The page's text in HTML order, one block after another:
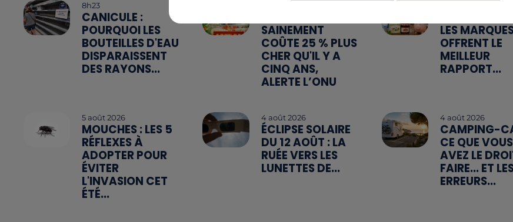
8h23
CANICULE :
POURQUOI LES
BOUTEILLES D'EAU
DISPARAISSENT
DES RAYONS...
SAINEMENT
COÛTE 25 % PLUS
CHER QU'IL Y A
CINQ ANS,
ALERTE L’ONU
LES
OFFRENT LE
MEILLEUR
RAPPORT...
5 août 2026
MOUCHES : LES 5
RÉFLEXES À
ADOPTER POUR
ÉVITER
L'INVASION CET
ÉTÉ...
4 août 2026
ÉCLIPSE SOLAIRE
DU 12 AOÛT : LA
RUÉE VERS LES
LUNETTES DE...
4 août 2026
CAMPING-
CE QUE VOUS
AVEZ LE
FAIRE... ET LES
ERREURS...